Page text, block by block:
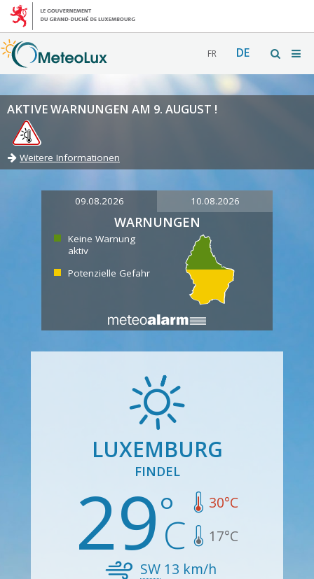
FR DE
AKTIVE WARNUNGEN AM 9. AUGUST !
Weitere Informationen
09.08.2026 10.08.2026
WARNUNGEN
Keine Warnung
aktiv
Potenzielle Gefahr
LUXEMBURG
FINDEL
29 30°C
17°C
SW13 km/h